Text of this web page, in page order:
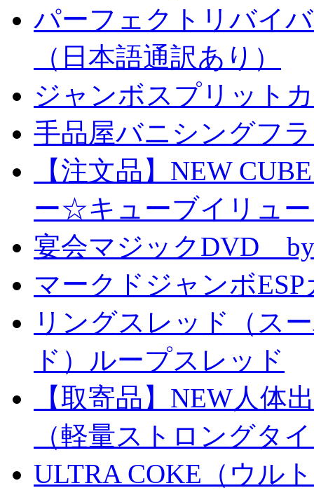
パーフェクトリバイ
（日本語通訳あり）
ジャンボスプリット
手品屋バニシングフ
【注文品】NEW
ー☆キューブイリュ
宴会マジックDVD
マークドジャンボ
リングスレッド（ス
ド）ループスレッド
【取寄品】NEW人体
（軽量ストロングタ
ULTRA COKE（ウル